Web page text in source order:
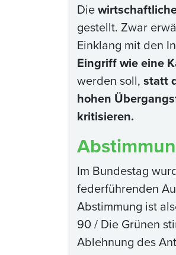
Die
gestellt. Zwar
Einklang mit den
Eingriff wie eine
werden soll, statt
hohen
kritisieren.
Im Bundestag
federführenden
Abstimmung ist
90 / Die Grünen
Ablehnung des